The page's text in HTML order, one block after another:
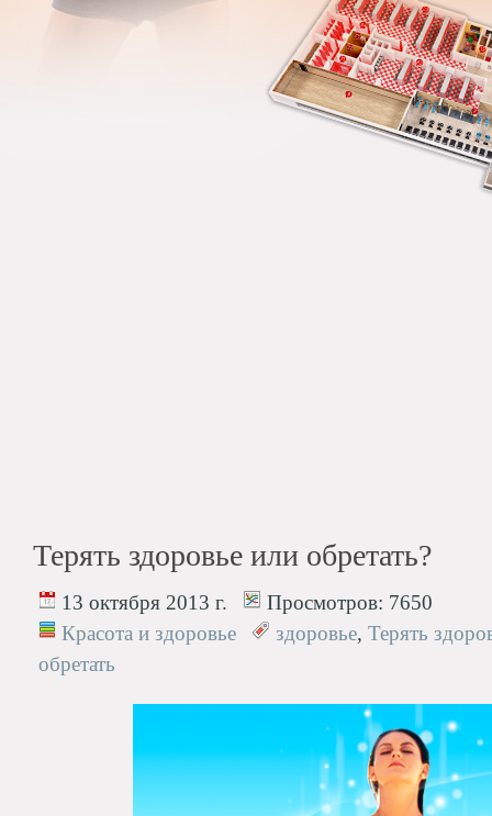
Терять здоровье или обретать?
13 октября 2013 г. Просмотров: 7650
Красота и здоровье
здоровье, Терять
обретать